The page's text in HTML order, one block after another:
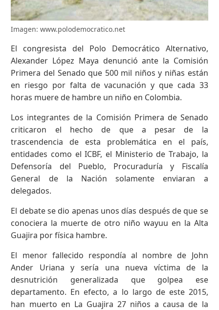
Imagen: www.polodemocratico.net
El congresista del Polo Democrático Alternativo,
Alexander López Maya denunció ante la Comisión
Primera del Senado que 500 mil niños y niñas están
en riesgo por falta de vacunación y que cada 33
horas muere de hambre un niño en Colombia.
Los integrantes de la Comisión Primera de Senado
criticaron el hecho de que a pesar de la
trascendencia de esta problemática en el país,
entidades como el ICBF, el Ministerio de Trabajo, la
Defensoría del Pueblo, Procuraduría y Fiscalía
General de la Nación solamente enviaran a
delegados.
El debate se dio apenas unos días después de que se
conociera la muerte de otro niño wayuu en la Alta
Guajira por física hambre.
El menor fallecido respondía al nombre de John
Ander Uriana y sería una nueva víctima de la
desnutrición generalizada que golpea ese
departamento. En efecto, a lo largo de este 2015,
han muerto en La Guajira 27 niños a causa de la